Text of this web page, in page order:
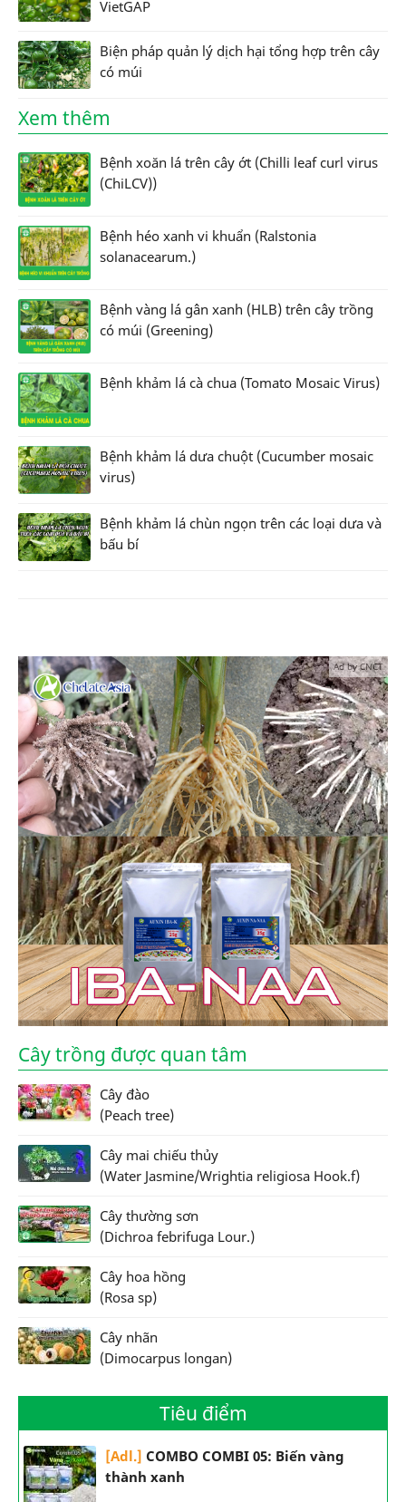
VietGAP
Biện pháp quản lý dịch hại tổng hợp trên cây
có múi
Xem thêm
Bệnh xoăn lá trên cây ớt (Chilli leaf curl virus
(ChiLCV))
Bệnh héo xanh vi khuẩn (Ralstonia
solanacearum.)
Bệnh vàng lá gân xanh (HLB) trên cây trồng
có múi (Greening)
Bệnh khảm lá cà chua (Tomato Mosaic Virus)
Bệnh khảm lá dưa chuột (Cucumber mosaic
virus)
Bệnh khảm lá chùn ngọn trên các loại dưa và
bấu bí
Ad by CNCT
Cây trồng được quan tâm
Cây đào
(Peach tree)
Cây mai chiếu thủy
(Water Jasmine/Wrightia religiosa Hook.f)
Cây thường sơn
(Dichroa febrifuga Lour.)
Cây hoa hồng
(Rosa sp)
Cây nhãn
(Dimocarpus longan)
Tiêu điểm
[Adl.] COMBO COMBI 05: Biến vàng
thành xanh